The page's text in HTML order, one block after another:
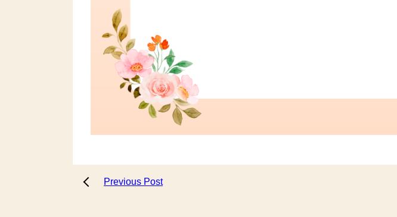
Previous Post